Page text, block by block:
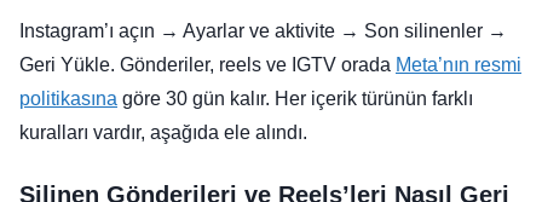
Instagram’ı açın → Ayarlar ve aktivite → Son silinenler →
Geri Yükle. Gönderiler, reels ve IGTV orada Meta’nın resmi
politikasına göre 30 gün kalır. Her içerik türünün farklı
kuralları vardır, aşağıda ele alındı.
Silinen Gönderileri ve Reels’leri Nasıl Geri